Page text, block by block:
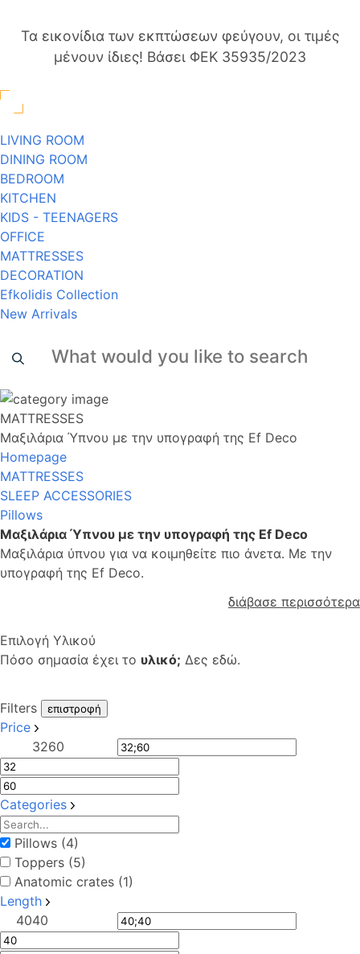
Τα εικονίδια των εκπτώσεων φεύγουν, οι τιμές
μένουν ίδιες! Βάσει ΦΕΚ 35935/2023
LIVING ROOM
DINING ROOM
BEDROOM
KITCHEN
KIDS - TEENAGERS
OFFICE
MATTRESSES
DECORATION
Efkolidis Collection
New Arrivals
MATTRESSES
Μαξιλάρια Ύπνου με την υπογραφή της Ef Deco
Homepage
MATTRESSES
SLEEP ACCESSORIES
Pillows
Μαξιλάρια Ύπνου με την υπογραφή της Ef Deco
Μαξιλάρια ύπνου για να κοιμηθείτε πιο άνετα. Με την
υπογραφή της Ef Deco.
διάβασε περισσότερα
Επιλογή Υλικού
Πόσο σημασία έχει το υλικό; Δες εδώ.
Filters επιστροφή
Price
3260
Categories
Pillows (4)
Toppers (5)
Anatomic crates (1)
Length
4040